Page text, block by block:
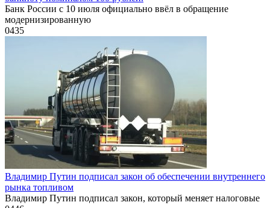
Банк России с 10 июля официально ввёл в обращение
модернизированную
0435
Владимир Путин подписал закон об обеспечении внутреннего
рынка топливом
Владимир Путин подписал закон, который меняет налоговые